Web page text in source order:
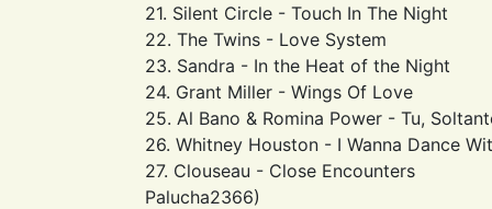
21. Silent Circle - Touch In
22. The Twins - Love
23. Sandra - In the Heat of
24. Grant Miller - Wings Of
25. Al Bano & Romina Power - Tu,
26. Whitney Houston - I Wanna Dance
27. Clouseau - Close
Palucha2366)